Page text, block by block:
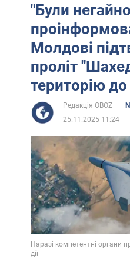
"Були негайно
Молдові
проліт
територію до
Редакція OBOZ
25.11.2025 11:24
Наразі компетентні органи
дії